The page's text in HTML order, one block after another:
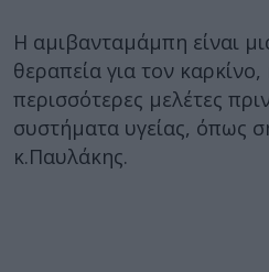
Η αμιβανταμάμπη είναι
θεραπεία για τον
περισσότερες μελέτες
συστήματα υγείας, όπως
κ.Παυλάκης.